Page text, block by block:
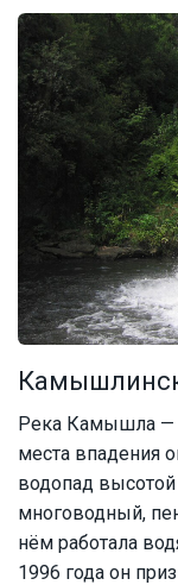
Река Камышла —
места впадения
водопад
многоводный,
нём работала
1996 года он